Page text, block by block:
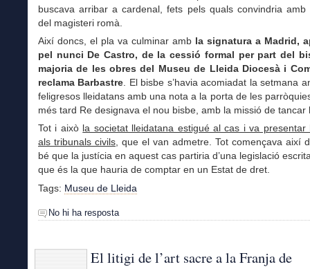
buscava arribar a cardenal, fets pels quals convindria amb
del magisteri romà.
Així doncs, el pla va culminar amb la signatura a Madrid,
pel nunci De Castro, de la cessió formal per part del
majoria de les obres del Museu de Lleida Diocesà i
reclama Barbastre. El bisbe s’havia acomiadat la setmana
feligresos lleidatans amb una nota a la porta de les
més tard Re designava el nou bisbe, amb la missió de tancar
Tot i això la societat lleidatana estigué al cas i va presentar
als tribunals civils, que el van admetre. Tot començava així
bé que la justícia en aquest cas partiria d’una legislació
que és la que hauria de comptar en un Estat de dret.
Tags: Museu de Lleida
No hi ha resposta
El litigi de l’art sacre a la Franja de